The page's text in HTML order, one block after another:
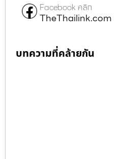
Facebook คลิก
TheThailink.com
บทความที่คล้ายกัน